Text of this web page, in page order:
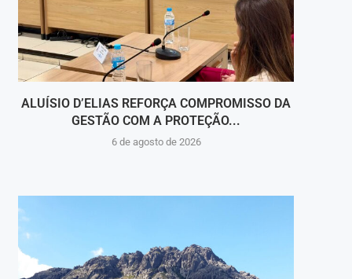
ALUÍSIO D’ELIAS REFORÇA COMPROMISSO DA
GESTÃO COM A PROTEÇÃO...
6 de agosto de 2026